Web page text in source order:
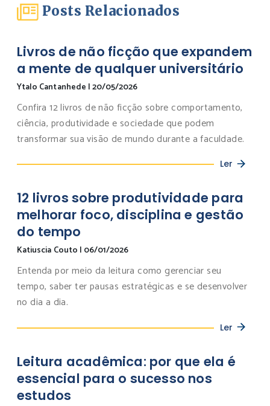
Posts Relacionados
Livros de não ficção que expandem
a mente de qualquer universitário
Ytalo Cantanhede |20/05/2026
Confira 12 livros de não ficção sobre comportamento,
ciência, produtividade e sociedade que podem
transformar sua visão de mundo durante a faculdade.
Ler
12 livros sobre produtividade para
melhorar foco, disciplina e gestão
do tempo
Katiuscia Couto | 06/01/2026
Entenda por meio da leitura como gerenciar seu
tempo, saber ter pausas estratégicas e se desenvolver
no dia a dia.
Ler
Leitura acadêmica: por que ela é
essencial para o sucesso nos
estudos